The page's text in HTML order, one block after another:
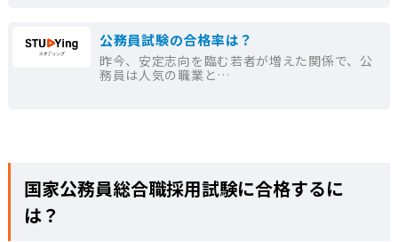
公務員試験の合格率は？
昨今、安定志向を臨む若者が増えた関係で、公
務員は人気の職業と…
国家公務員総合職採用試験に合格するに
は？